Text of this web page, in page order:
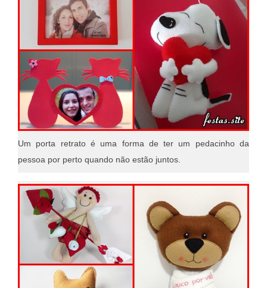
Um porta retrato é uma forma de ter um pedacinho da
pessoa por perto quando não estão juntos.